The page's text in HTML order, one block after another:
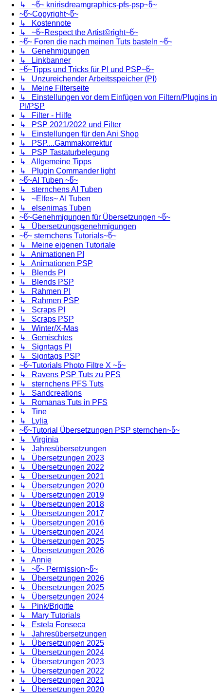
↳ ~წ~ knirisdreamgraphics-pfs-psp~წ~
~წ~Copyright~წ~
↳ Kostennote
↳ ~წ~Respect the Artist©right~წ~
~წ~ Foren die nach meinen Tuts basteln ~წ~
↳ Genehmigungen
↳ Linkbanner
~წ~Tipps und Tricks für PI und PSP~წ~
↳ Unzureichender Arbeitsspeicher (PI)
↳ Meine Filterseite
↳ Einstellungen vor dem Einfügen von Filtern/Plugins in
PI/PSP
↳ Filter - Hilfe
↳ PSP 2021/2022 und Filter
↳ Einstellungen für den Ani Shop
↳ PSP....Gammakorrektur
↳ PSP Tastaturbelegung
↳ Allgemeine Tipps
↳ Plugin Commander light
~წ~AI Tuben ~წ~
↳ sternchens AI Tuben
↳ ~Elfes~ AI Tuben
↳ elsenimas Tuben
~წ~Genehmigungen für Übersetzungen ~წ~
↳ Übersetzungsgenehmigungen
~წ~ sternchens Tutorials~წ~
↳ Meine eigenen Tutoriale
↳ Animationen PI
↳ Animationen PSP
↳ Blends PI
↳ Blends PSP
↳ Rahmen PI
↳ Rahmen PSP
↳ Scraps PI
↳ Scraps PSP
↳ Winter/X-Mas
↳ Gemischtes
↳ Signtags PI
↳ Signtags PSP
~წ~Tutorials Photo Filtre X ~წ~
↳ Ravens PSP Tuts zu PFS
↳ sternchens PFS Tuts
↳ Sandcreations
↳ Romanas Tuts in PFS
↳ Tine
↳ Lylia
~წ~Tutorial Übersetzungen PSP sternchen~წ~
↳ Virginia
↳ Jahresübersetzungen
↳ Übersetzungen 2023
↳ Übersetzungen 2022
↳ Übersetzungen 2021
↳ Übersetzungen 2020
↳ Übersetzungen 2019
↳ Übersetzungen 2018
↳ Übersetzungen 2017
↳ Übersetzungen 2016
↳ Übersetzungen 2024
↳ Übersetzungen 2025
↳ Übersetzungen 2026
↳ Annie
↳ ~წ~ Permission~წ~
↳ Übersetzungen 2026
↳ Übersetzungen 2025
↳ Übersetzungen 2024
↳ Pink/Brigitte
↳ Mary Tutorials
↳ Estela Fonseca
↳ Jahresübersetzungen
↳ Übersetzungen 2025
↳ Übersetzungen 2024
↳ Übersetzungen 2023
↳ Übersetzungen 2022
↳ Übersetzungen 2021
↳ Übersetzungen 2020